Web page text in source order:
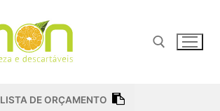
Pesquisar por:
LISTA DE ORÇAMENTO